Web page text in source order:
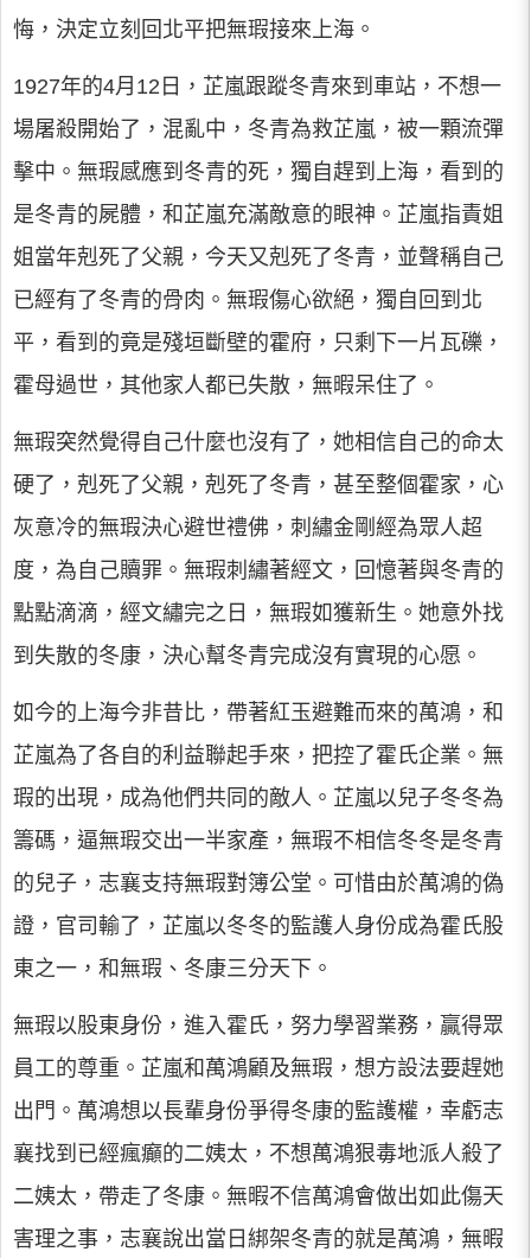
悔，決定立刻回北平把無瑕接來上海。
1927年的4月12日，芷嵐跟蹤冬青來到車站，不想一
場屠殺開始了，混亂中，冬青為救芷嵐，被一顆流彈
擊中。無瑕感應到冬青的死，獨自趕到上海，看到的
是冬青的屍體，和芷嵐充滿敵意的眼神。芷嵐指責姐
姐當年剋死了父親，今天又剋死了冬青，並聲稱自己
已經有了冬青的骨肉。無瑕傷心欲絕，獨自回到北
平，看到的竟是殘垣斷壁的霍府，只剩下一片瓦礫，
霍母過世，其他家人都已失散，無暇呆住了。
無瑕突然覺得自己什麼也沒有了，她相信自己的命太
硬了，剋死了父親，剋死了冬青，甚至整個霍家，心
灰意冷的無瑕決心避世禮佛，刺繡金剛經為眾人超
度，為自己贖罪。無瑕刺繡著經文，回憶著與冬青的
點點滴滴，經文繡完之日，無瑕如獲新生。她意外找
到失散的冬康，決心幫冬青完成沒有實現的心愿。
如今的上海今非昔比，帶著紅玉避難而來的萬鴻，和
芷嵐為了各自的利益聯起手來，把控了霍氏企業。無
瑕的出現，成為他們共同的敵人。芷嵐以兒子冬冬為
籌碼，逼無瑕交出一半家產，無瑕不相信冬冬是冬青
的兒子，志襄支持無瑕對簿公堂。可惜由於萬鴻的偽
證，官司輸了，芷嵐以冬冬的監護人身份成為霍氏股
東之一，和無瑕、冬康三分天下。
無瑕以股東身份，進入霍氏，努力學習業務，贏得眾
員工的尊重。芷嵐和萬鴻顧及無瑕，想方設法要趕她
出門。萬鴻想以長輩身份爭得冬康的監護權，幸虧志
襄找到已經瘋癲的二姨太，不想萬鴻狠毒地派人殺了
二姨太，帶走了冬康。無暇不信萬鴻會做出如此傷天
害理之事，志襄說出當日綁架冬青的就是萬鴻，無暇